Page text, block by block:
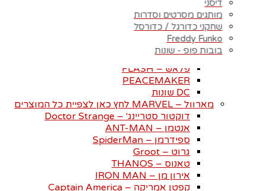
דיסני
מותגים מסרטים וסדרות
שחקני כדורגל / כדורסל
Freddy Funko
בובות פופ - שונות
BATMAN THE MOVIE
הג׳וקר – THE JOKER
הארלי קווין – Harley Quinn
סופרמן – SUPERMAN
וואנדרוומן – WONDER-WOMAN
פלאש – FLASH
PEACEMAKER
DC שונות
מארוול – MARVEL לחץ כאן לצפיית כל המוצרים
דוקטור סטריינג׳ – Doctor Strange
אנטמן – ANT-MAN
ספידרמן – SpiderMan
גרוט – Groot
טאנוס – THANOS
אירון מן – IRON MAN
קפטן אמריקה – Captain America